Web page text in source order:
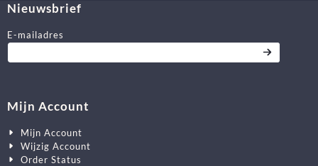
Nieuwsbrief
E-mailadres
Mijn Account
Mijn Account
Wijzig Account
Order Status